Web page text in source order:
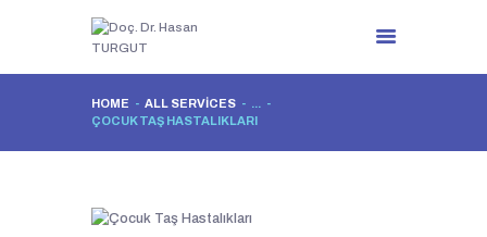
HOME ALL SERVICES
...
ÇOCUK TAŞ HASTALIKLARI
MEDYA